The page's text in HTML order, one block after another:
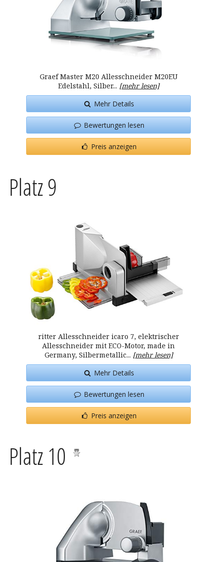
Graef Master M20 Allesschneider M20EU
Edelstahl, Silber... [mehr lesen]
Mehr Details
Bewertungen lesen
Preis anzeigen
Platz 9
ritter Allesschneider icaro 7, elektrischer
Allesschneider mit ECO-Motor, made in
Germany, Silbermetallic... [mehr lesen]
Mehr Details
Bewertungen lesen
Preis anzeigen
Platz 10